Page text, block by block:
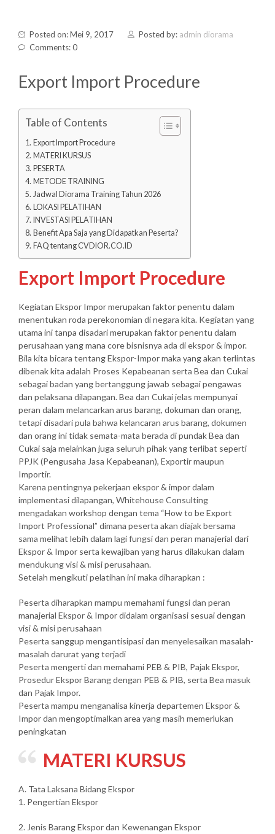
Posted on: Mei 9, 2017 Posted by: admin diorama
Comments: 0
Export Import Procedure
Table of Contents
Export Import Procedure
MATERI KURSUS
PESERTA
METODE TRAINING
Jadwal Diorama Training Tahun 2026
LOKASI PELATIHAN
INVESTASI PELATIHAN
Benefit Apa Saja yang Didapatkan Peserta?
FAQ tentang CVDIOR.CO.ID
Export Import Procedure
Kegiatan Ekspor Impor merupakan faktor penentu dalam
menentukan roda perekonomian di negara kita. Kegiatan yang
utama ini tanpa disadari merupakan faktor penentu dalam
perusahaan yang mana core bisnisnya ada di ekspor & impor.
Bila kita bicara tentang Ekspor-Impor maka yang akan terlintas
dibenak kita adalah Proses Kepabeanan serta Bea dan Cukai
sebagai badan yang bertanggung jawab sebagai pengawas
dan pelaksana dilapangan. Bea dan Cukai jelas mempunyai
peran dalam melancarkan arus barang, dokuman dan orang,
tetapi disadari pula bahwa kelancaran arus barang, dokumen
dan orang ini tidak semata-mata berada di pundak Bea dan
Cukai saja melainkan juga seluruh pihak yang terlibat seperti
PPJK (Pengusaha Jasa Kepabeanan), Exportir maupun
Importir.
Karena pentingnya pekerjaan ekspor & impor dalam
implementasi dilapangan, Whitehouse Consulting
mengadakan workshop dengan tema “How to be Export
Import Professional” dimana peserta akan diajak bersama
sama melihat lebih dalam lagi fungsi dan peran manajerial dari
Ekspor & Impor serta kewajiban yang harus dilakukan dalam
mendukung visi & misi perusahaan.
Setelah mengikuti pelatihan ini maka diharapkan :
Peserta diharapkan mampu memahami fungsi dan peran
manajerial Ekspor & Impor didalam organisasi sesuai dengan
visi & misi perusahaan
Peserta sanggup mengantisipasi dan menyelesaikan masalah-
masalah darurat yang terjadi
Peserta mengerti dan memahami PEB & PIB, Pajak Ekspor,
Prosedur Ekspor Barang dengan PEB & PIB, serta Bea masuk
dan Pajak Impor.
Peserta mampu menganalisa kinerja departemen Ekspor &
Impor dan mengoptimalkan area yang masih memerlukan
peningkatan
MATERI KURSUS
A. Tata Laksana Bidang Ekspor
1. Pengertian Ekspor
2. Jenis Barang Ekspor dan Kewenangan Ekspor